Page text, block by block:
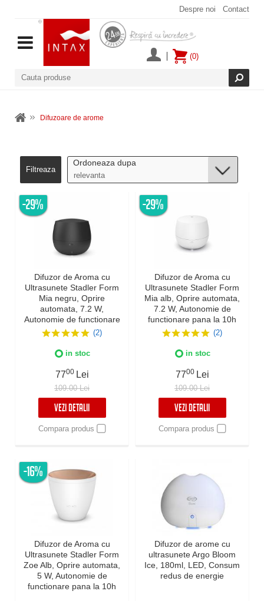
Despre noi Contact
(0)
Difuzoare de arome
Filtreaza
Ordoneaza dupa
-29%
Difuzor de Aroma cu
Ultrasunete Stadler Form
Mia negru, Oprire
automata, 7.2 W,
Autonomie de functionare
pana la 10h(2)
in stoc
7700 Lei
109.00 Lei
VEZI DETALII
Compara produs
-29%
Difuzor de Aroma cu
Ultrasunete Stadler Form
Mia alb, Oprire automata,
7.2 W, Autonomie de
functionare pana la 10h
(2)
in stoc
7700 Lei
109.00 Lei
VEZI DETALII
Compara produs
-16%
Difuzor de Aroma cu
Ultrasunete Stadler Form
Zoe Alb, Oprire automata,
5 W, Autonomie de
functionare pana la 10h
Difuzor de arome cu
ultrasunete Argo Bloom
Ice, 180ml, LED, Consum
redus de energie